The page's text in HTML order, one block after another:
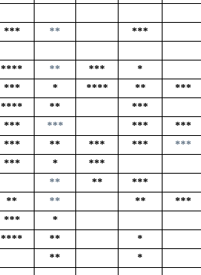
*** ** ***
**** ** *** *
*** * **** ** ***
**** ** ***
*** *** *** ***
*** ** *** *** ***
*** * ***
** ** ***
** ** ** ***
*** *
**** ** *
** *